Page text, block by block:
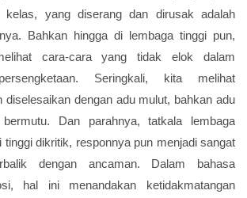
yang diserang dan dirusak adalah
Bahkan hingga di lembaga tinggi pun,
cara-cara yang tidak elok dalam
Seringkali, kita melihat
diselesaikan dengan adu mulut, bahkan adu
Dan parahnya, tatkala lembaga
tinggi dikritik, responnya pun menjadi sangat
dengan ancaman. Dalam bahasa
hal ini menandakan ketidakmatangan